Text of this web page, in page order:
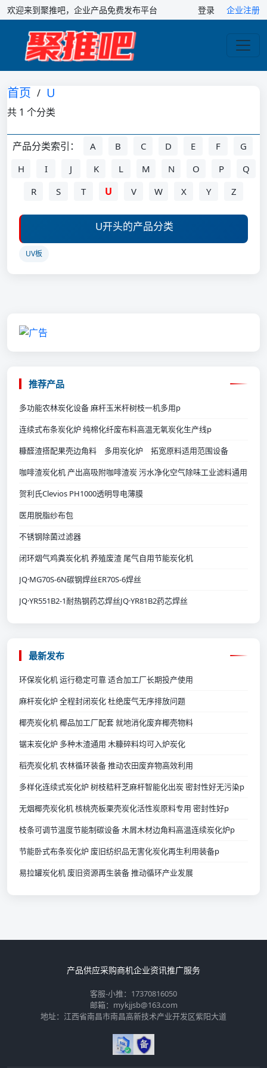
欢迎来到聚推吧，企业产品免费发布平台 登录 企业注册
首页 / U
共 1 个分类
产品分类索引： A B C D E F
G
H
I J K L M N O P
Q
R
S T U V W X Y Z
U开头的产品分类
UV板
推荐产品
多功能农林炭化设备 麻杆玉米杆树枝一机多用p
连续式布条炭化炉 纯棉化纤废布料高温无氧炭化生产线p
糠醛渣搭配果壳边角料 多用炭化炉 拓宽原料适用范围设备
咖啡渣炭化机 产出高吸附咖啡渣炭 污水净化空气除味工业滤料通用
贺利氏Clevios PH1000透明导电薄膜
医用脱脂纱布包
不锈钢除菌过滤器
闭环烟气鸡粪炭化机 养殖废渣 尾气自用节能炭化机
JQ·MG70S-6N碳钢焊丝ER70S-6焊丝
JQ·YR551B2-1耐热钢药芯焊丝JQ·YR81B2药芯焊丝
最新发布
环保炭化机 运行稳定可靠 适合加工厂长期投产使用
麻杆炭化炉 全程封闭炭化 杜绝废气无序排放问题
椰壳炭化机 椰品加工厂配套 就地消化废弃椰壳物料
锯末炭化炉 多种木渣通用 木糠碎料均可入炉炭化
稻壳炭化机 农林循环装备 推动农田废弃物高效利用
多样化连续式炭化炉 树枝秸秆芝麻杆智能化出炭 密封性好无污染p
无烟椰壳炭化机 核桃壳板栗壳炭化活性炭原料专用 密封性好p
枝条可调节温度节能制碳设备 木屑木材边角料高温连续炭化炉p
节能卧式布条炭化炉 废旧纺织品无害化炭化再生利用装备p
易拉罐炭化机 废旧资源再生装备 推动循环产业发展
产品供应采购商机企业资讯推广服务
客服-小推：17370816050
邮箱：mykjjsb@163.com
地址：江西省南昌市南昌高新技术产业开发区紫阳大道
💡